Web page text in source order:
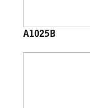
A1025B